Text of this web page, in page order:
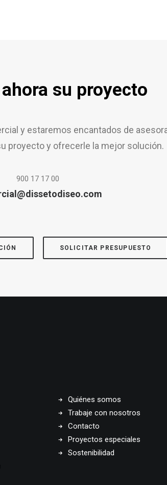
su proyecto
y estaremos encantados de
proyecto y ofrecerle la mejor solución.
900 17 17 00
SOLICITAR PRESUPUESTO
Quiénes somos
Trabaje con nosotros
Contacto
Proyectos especiales
Sostenibilidad